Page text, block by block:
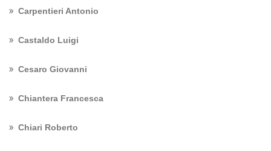
Carpentieri Antonio
Castaldo Luigi
Cesaro Giovanni
Chiantera Francesca
Chiari Roberto